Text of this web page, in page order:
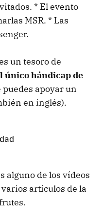
* El evento
MSR. * Las
un tesoro de
único hándicap de
puedes apoyar un
en inglés).
alguno de los vídeos
artículos de la